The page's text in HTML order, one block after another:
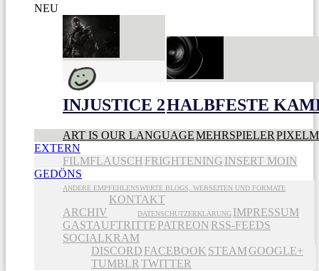
NEU
INJUSTICE 2HALBFESTE
ART IS OUR LANGUAGEMEHRSPIELER
EXTERN
FILMFLAUSCH FRIGHTENING INSERT MOIN
GEDÖNS
ANDERE EMPFEHLENSWERTE BLOGS, WEBSEITEN UND FORMATE
ARCHIV
KONTAKT
DATENSCHUTZERKLÄRUNG IMPRESSUM
GASTAUFTRITTE PATREON RSS-FEEDS
SOCIALKRAM
DISCORD FACEBOOK STEAMGOOGLE+
TUMBLR TWITTER